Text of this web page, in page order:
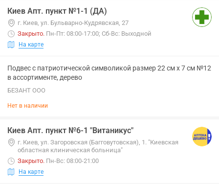
Киев Апт. пункт №1-1 (ДА)
г. Киев, ул. Бульварно-Кудрявская, 27
Закрыто. Пн-Пт: 08:00-17:00; Сб-Вс: Выходной
На карте
Подвес с патриотической символикой размер 22 см х 7 см №12
в ассортименте, дерево
БЕЗАНТ ООО
Нет в наличии
Киев Апт. пункт №6-1 "Витаникус"
г. Киев, ул. Загоровская (Багговутовская), 1. "Киевская
областная клиническая больница"
Закрыто. Пн-Вс: 08:00-21:00
На карте